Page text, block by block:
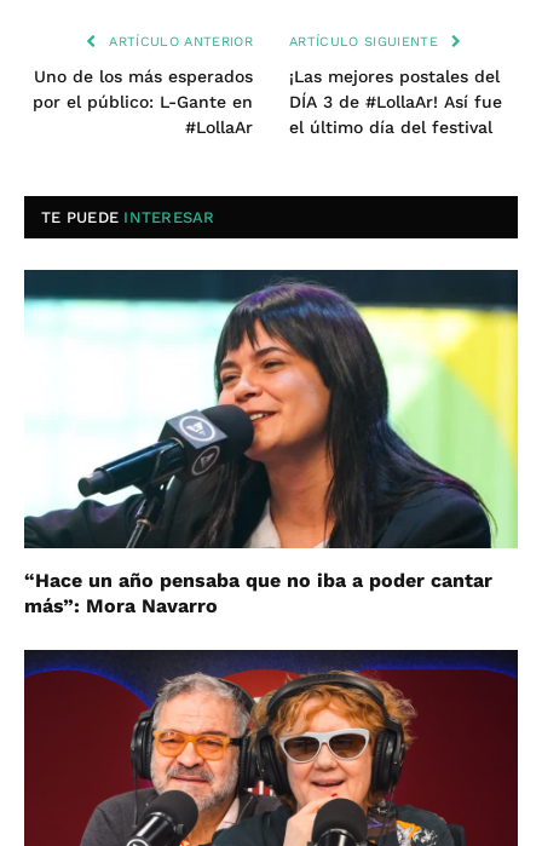
ARTÍCULO ANTERIOR
Uno de los más esperados
por el público: L-Gante en
#LollaAr
ARTÍCULO SIGUIENTE
¡Las mejores postales del
DÍA 3 de #LollaAr! Así fue
el último día del festival
TE PUEDE INTERESAR
“Hace un año pensaba que no iba a poder cantar
más”: Mora Navarro